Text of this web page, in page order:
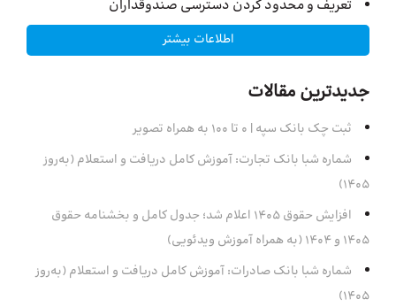
تعریف و محدود کردن دسترسی صندوقداران
اطلاعات بیشتر
جدیدترین مقالات
ثبت چک بانک سپه | ۰ تا ۱۰۰ به همراه تصویر
شماره شبا بانک تجارت: آموزش کامل دریافت و استعلام (به‌روز
۱۴۰۵)
افزایش حقوق 1405 اعلام شد؛ جدول کامل و بخشنامه حقوق
1405 و 1404 (به همراه آموزش ویدئویی)
شماره شبا بانک صادرات: آموزش کامل دریافت و استعلام (به‌روز
۱۴۰۵)